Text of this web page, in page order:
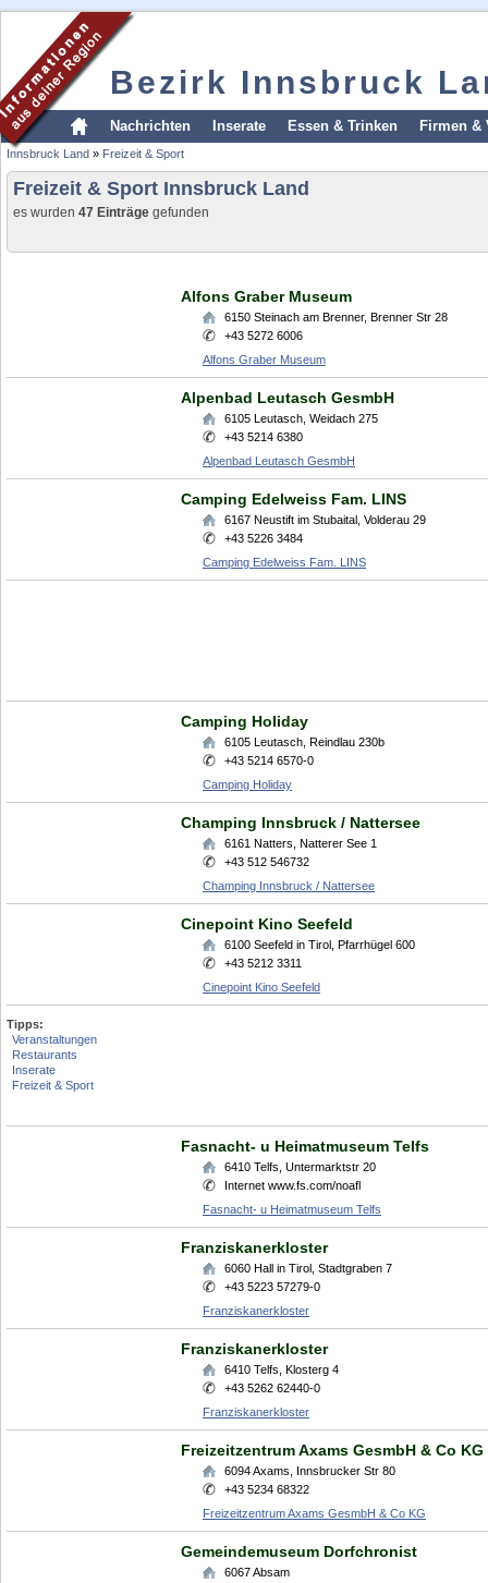
Bezirk Innsbruck
Nachrichten Inserate Essen & Trinken Firmen &
Innsbruck Land » Freizeit & Sport
Freizeit & Sport Innsbruck Land
es wurden 47 Einträge gefunden
Alfons Graber Museum
6150 Steinach am Brenner, Brenner Str 28
+43 5272 6006
Alfons Graber Museum
Alpenbad Leutasch GesmbH
6105 Leutasch Weidach 275
+43 5214 6380
Alpenbad Leutasch GesmbH
Camping Edelweiss Fam. LINS
6167 Neustift im Stubaital Volderau 29
+43 5226 3484
Camping Edelweiss Fam. LINS
Camping Holiday
6105 Leutasch Reindlau 230b
+43 5214 6570-0
Camping Holiday
Champing Innsbruck / Nattersee
6161 Natters Natterer See 1
+43 512 546732
Champing Innsbruck / Nattersee
Cinepoint Kino Seefeld
6100 Seefeld in Tirol Pfarrhügel 600
+43 5212 3311
Cinepoint Kino Seefeld
Tipps:
Veranstaltungen
Restaurants
Inserate
Freizeit & Sport
Fasnacht- u Heimatmuseum Telfs
6410 Telfs Untermarktstr 20
Internet www.fs.com/noafl
Fasnacht- u Heimatmuseum Telfs
Franziskanerkloster
6060 Hall in Tirol Stadtgraben 7
+43 5223 57279-0
Franziskanerkloster
Franziskanerkloster
6410 Telfs Klosterg 4
+43 5262 62440-0
Franziskanerkloster
Freizeitzentrum Axams GesmbH & Co KG
6094Axams
Innsbrucker Str 80
+43 5234 68322
Freizeitzentrum Axams GesmbH & Co KG
Gemeindemuseum Dorfchronist
6067Absam